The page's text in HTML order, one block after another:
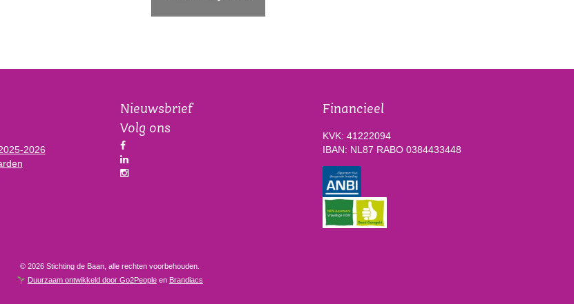
2026
Nieuwsbrief
Volg ons
Financieel
KVK: 41222094
IBAN: NL87 RABO 0384433448
© 2026 Stichting de Baan, alle rechten voorbehouden.
Duurzaam ontwikkeld door Go2Peopleen Brandiacs